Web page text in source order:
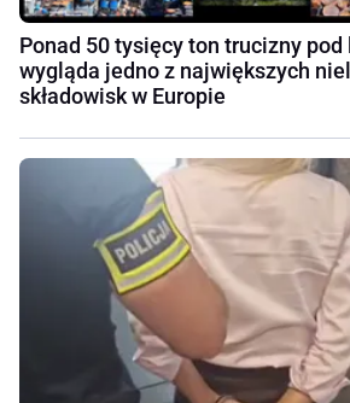
Ponad 50 tysięcy ton trucizny pod
wygląda jedno z największych
składowisk w Europie